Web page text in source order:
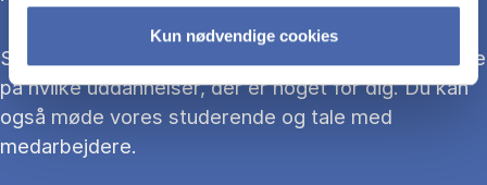
Kun nødvendige cookies
Så kom med til Åbent Hus, hvor du kan blive klogere
på hvilke uddannelser, der er noget for dig. Du kan
også møde vores studerende og tale med
medarbejdere.